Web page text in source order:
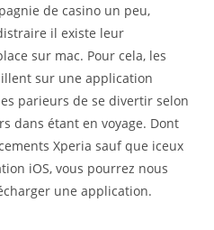
de casino un peu,
il existe leur
sur mac. Pour cela, les
sur une application
parieurs de se divertir selon
dans étant en voyage. Dont
Xperia sauf que iceux
iOS, vous pourrez nous
une application.